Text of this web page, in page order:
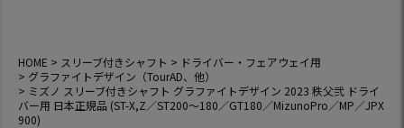
HOME スリーブ付きシャフト
ドライバー・フェアウェイ用
グラファイトデザイン（TourAD、他）
ミズノ スリーブ付きシャフト グラファイトデザイン 2023 秩父弐 ドライ
バー用 日本正規品 (ST-X,Z／ST200～180／GT180／MizunoPro／MP／JPX
900)